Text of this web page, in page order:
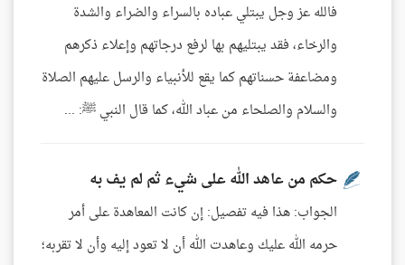
فالله عز وجل يبتلي عباده بالسراء والضراء والشدة
والرخاء، فقد يبتليهم بها لرفع درجاتهم وإعلاء ذكرهم
ومضاعفة حسناتهم كما يقع للأنبياء والرسل عليهم الصلاة
والسلام والصلحاء من عباد الله، كما قال النبي ﷺ: ...
حكم من عاهد الله على شيء ثم لم يف به
الجواب: هذا فيه تفصيل: إن كانت المعاهدة على أمر
حرمه الله عليك وعاهدت الله أن لا تعود إليه وأن لا تقربه؛